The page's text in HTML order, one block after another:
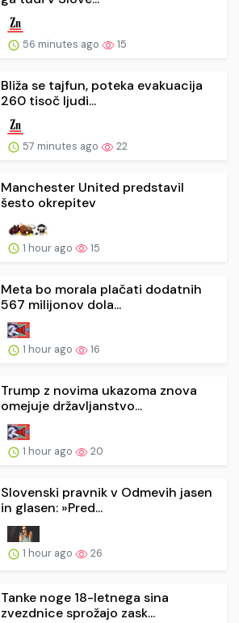
56 minutes ago 15
Bliža se tajfun, poteka evakuacija
260 tisoč ljudi...
57 minutes ago 22
Manchester United predstavil
šesto okrepitev
1 hour ago 15
Meta bo morala plačati dodatnih
567 milijonov dola...
1 hour ago 16
Trump z novima ukazoma znova
omejuje državljanstvo...
1 hour ago 20
Slovenski pravnik v Odmevih jasen
in glasen: »Pred...
1 hour ago 26
Tanke noge 18-letnega sina
zvezdnice sprožajo zask...